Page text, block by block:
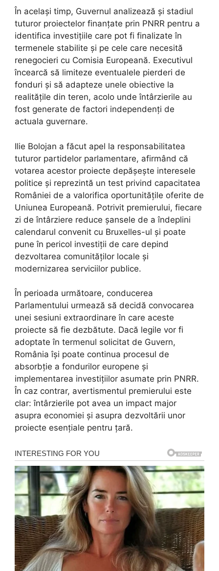
În același timp, Guvernul analizează și stadiul
tuturor proiectelor finanțate prin PNRR pentru a
identifica investițiile care pot fi finalizate în
termenele stabilite și pe cele care necesită
renegocieri cu Comisia Europeană. Executivul
încearcă să limiteze eventualele pierderi de
fonduri și să adapteze unele obiective la
realitățile din teren, acolo unde întârzierile au
fost generate de factori independenți de
actuala guvernare.
Ilie Bolojan a făcut apel la responsabilitatea
tuturor partidelor parlamentare, afirmând că
votarea acestor proiecte depășește interesele
politice și reprezintă un test privind capacitatea
României de a valorifica oportunitățile oferite de
Uniunea Europeană. Potrivit premierului, fiecare
zi de întârziere reduce șansele de a îndeplini
calendarul convenit cu Bruxelles-ul și poate
pune în pericol investiții de care depind
dezvoltarea comunităților locale și
modernizarea serviciilor publice.
În perioada următoare, conducerea
Parlamentului urmează să decidă convocarea
unei sesiuni extraordinare în care aceste
proiecte să fie dezbătute. Dacă legile vor fi
adoptate în termenul solicitat de Guvern,
România își poate continua procesul de
absorbție a fondurilor europene și
implementarea investițiilor asumate prin PNRR.
În caz contrar, avertismentul premierului este
clar: întârzierile pot avea un impact major
asupra economiei și asupra dezvoltării unor
proiecte esențiale pentru țară.